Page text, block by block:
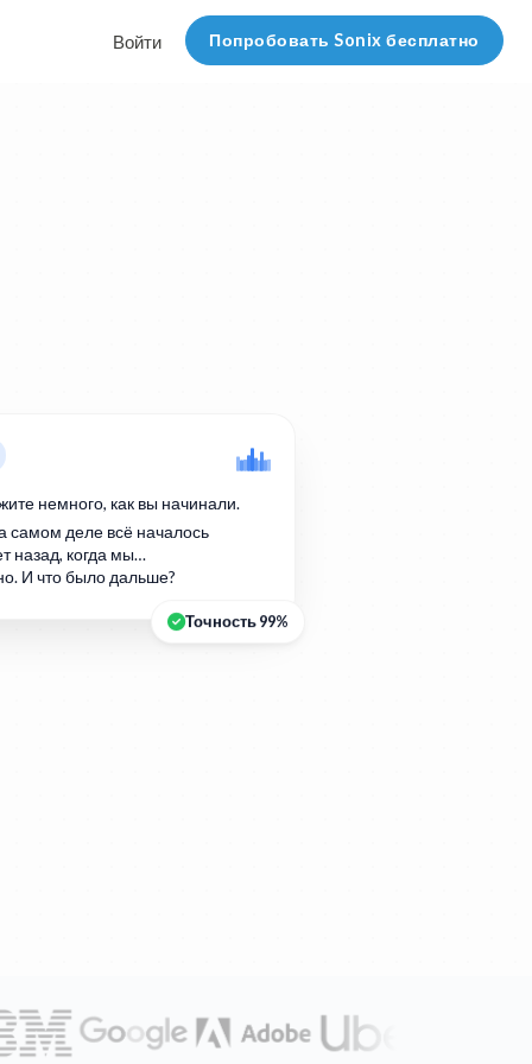
Войти Попробовать Sonix бесплатно
немного, как вы начинали.
самом деле всё началось
назад, когда мы…
И что было дальше?
Точность 99%